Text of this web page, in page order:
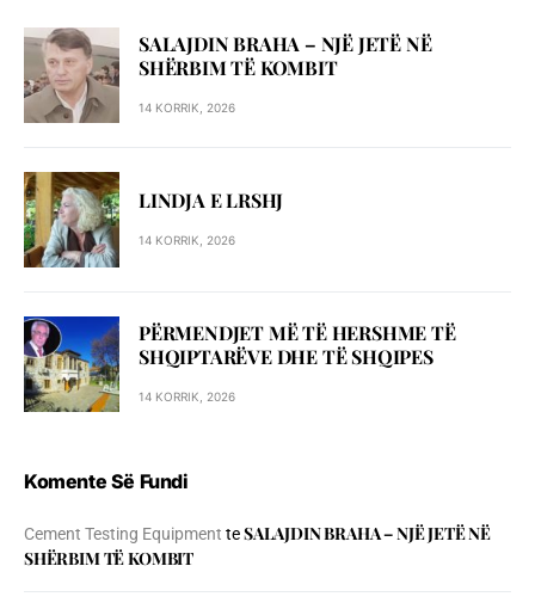
SALAJDIN BRAHA – NJЁ JETЁ NЁ
SHЁRBIM TЁ KOMBIT
14 KORRIK, 2026
LINDJA E LRSHJ
14 KORRIK, 2026
PËRMENDJET MË TË HERSHME TË
SHQIPTARËVE DHE TË SHQIPES
14 KORRIK, 2026
Komente Së Fundi
Cement Testing Equipment teSALAJDIN BRAHA – NJЁ JETЁ NЁ
SHЁRBIM TЁ KOMBIT